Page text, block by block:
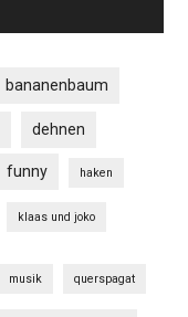
bananenbaum
dehnen
funny haken
klaas und joko
musik querspagat